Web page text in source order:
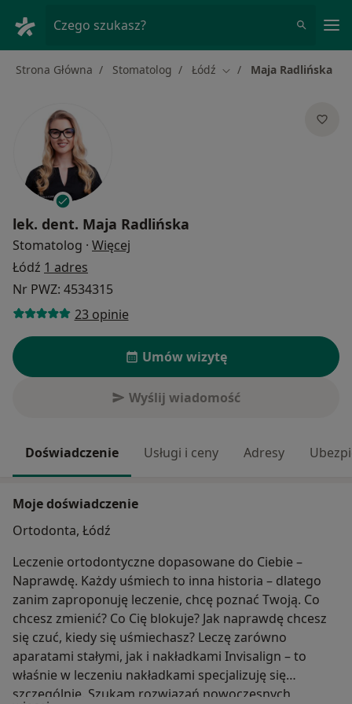
Czego szukasz?
Strona Główna Stomatolog Łódź Zmień miasto
Maja Radlińska
lek. dent. Maja Radlińska
Stomatolog · Więcej
Łódź 1 adres
Nr PWZ: 4534315
23 opinie
Umów wizytę
Wyślij wiadomość
Doświadczenie Usługi i ceny Adresy
Moje doświadczenie
Ortodonta, Łódź
Leczenie ortodontyczne dopasowane do Ciebie –
Naprawdę. Każdy uśmiech to inna historia – dlatego
zanim zaproponuję leczenie, chcę poznać Twoją. Co
chcesz zmienić? Co Cię blokuje? Jak naprawdę chcesz
się czuć, kiedy się uśmiechasz? Leczę zarówno
aparatami stałymi, jak i nakładkami Invisalign – to
właśnie w leczeniu nakładkami specjalizuję się
szczególnie. Szukam rozwiązań nowoczesnych,